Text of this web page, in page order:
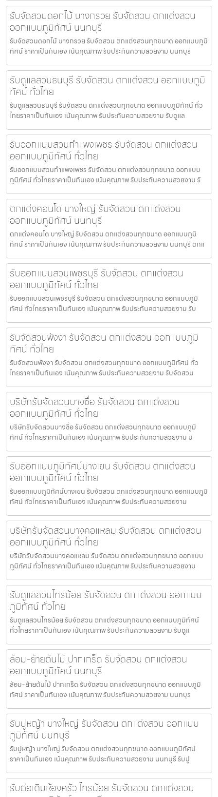
รับจัดสวนดอกไม้ บางกรวย รับจัดสวน ตกแต่งสวน
ออกแบบภูมิทัศน์ นนทบุรี
รับจัดสวนดอกไม้ บางกรวย รับจัดสวน ตกแต่งสวนทุกขนาด ออกแบบภูมิ
ทัศน์ ราคาเป็นกันเอง เน้นคุณภาพ รับประกันความสวยงาม นนทบุรี
รับดูแลสวนธนบุรี รับจัดสวน ตกแต่งสวน ออกแบบภูมิ
ทัศน์ ทั่วไทย
รับดูแลสวนธนบุรี รับจัดสวน ตกแต่งสวนทุกขนาด ออกแบบภูมิทัศน์ ทั่ว
ไทยราคาเป็นกันเอง เน้นคุณภาพ รับประกันความสวยงาม รับดูแล
รับออกแบบสวนกำแพงเพชร รับจัดสวน ตกแต่งสวน
ออกแบบภูมิทัศน์ ทั่วไทย
รับออกแบบสวนกำแพงเพชร รับจัดสวน ตกแต่งสวนทุกขนาด ออกแบบ
ภูมิทัศน์ ทั่วไทยราคาเป็นกันเอง เน้นคุณภาพ รับประกันความสวยงาม รั
ตกแต่งคอนโด บางใหญ่ รับจัดสวน ตกแต่งสวน
ออกแบบภูมิทัศน์ นนทบุรี
ตกแต่งคอนโด บางใหญ่ รับจัดสวน ตกแต่งสวนทุกขนาด ออกแบบภูมิ
ทัศน์ ราคาเป็นกันเอง เน้นคุณภาพ รับประกันความสวยงาม นนทบุรี ตกแ
รับออกแบบสวนเพชรบุรี รับจัดสวน ตกแต่งสวน
ออกแบบภูมิทัศน์ ทั่วไทย
รับออกแบบสวนเพชรบุรี รับจัดสวน ตกแต่งสวนทุกขนาด ออกแบบภูมิ
ทัศน์ ทั่วไทยราคาเป็นกันเอง เน้นคุณภาพ รับประกันความสวยงาม รับ
รับจัดสวนพังงา รับจัดสวน ตกแต่งสวน ออกแบบภูมิ
ทัศน์ ทั่วไทย
รับจัดสวนพังงา รับจัดสวน ตกแต่งสวนทุกขนาด ออกแบบภูมิทัศน์ ทั่ว
ไทยราคาเป็นกันเอง เน้นคุณภาพ รับประกันความสวยงาม รับจัดสวน
บริษัทรับจัดสวนบางซื่อ รับจัดสวน ตกแต่งสวน
ออกแบบภูมิทัศน์ ทั่วไทย
บริษัทรับจัดสวนบางซื่อ รับจัดสวน ตกแต่งสวนทุกขนาด ออกแบบภูมิ
ทัศน์ ทั่วไทยราคาเป็นกันเอง เน้นคุณภาพ รับประกันความสวยงาม บ
รับออกแบบภูมิทัศน์บางเขน รับจัดสวน ตกแต่งสวน
ออกแบบภูมิทัศน์ ทั่วไทย
รับออกแบบภูมิทัศน์บางเขน รับจัดสวน ตกแต่งสวนทุกขนาด ออกแบบภูมิ
ทัศน์ ทั่วไทยราคาเป็นกันเอง เน้นคุณภาพ รับประกันความสวยงาม
บริษัทรับจัดสวนบางคอแหลม รับจัดสวน ตกแต่งสวน
ออกแบบภูมิทัศน์ ทั่วไทย
บริษัทรับจัดสวนบางคอแหลม รับจัดสวน ตกแต่งสวนทุกขนาด ออกแบบ
ภูมิทัศน์ ทั่วไทยราคาเป็นกันเอง เน้นคุณภาพ รับประกันความสวยงาม
รับดูแลสวนไทรน้อย รับจัดสวน ตกแต่งสวน ออกแบบ
ภูมิทัศน์ ทั่วไทย
รับดูแลสวนไทรน้อย รับจัดสวน ตกแต่งสวนทุกขนาด ออกแบบภูมิทัศน์
ทั่วไทยราคาเป็นกันเอง เน้นคุณภาพ รับประกันความสวยงาม รับดูแ
ล้อม-ย้ายต้นไม้ ปากเกร็ด รับจัดสวน ตกแต่งสวน
ออกแบบภูมิทัศน์ นนทบุรี
ล้อม-ย้ายต้นไม้ ปากเกร็ด รับจัดสวน ตกแต่งสวนทุกขนาด ออกแบบภูมิ
ทัศน์ ราคาเป็นกันเอง เน้นคุณภาพ รับประกันความสวยงาม นนทบุร
รับปูหญ้า บางใหญ่ รับจัดสวน ตกแต่งสวน ออกแบบ
ภูมิทัศน์ นนทบุรี
รับปูหญ้า บางใหญ่ รับจัดสวน ตกแต่งสวนทุกขนาด ออกแบบภูมิทัศน์
ราคาเป็นกันเอง เน้นคุณภาพ รับประกันความสวยงาม นนทบุรี รับปู
รับต่อเติมห้องครัว ไทรน้อย รับจัดสวน ตกแต่งสวน